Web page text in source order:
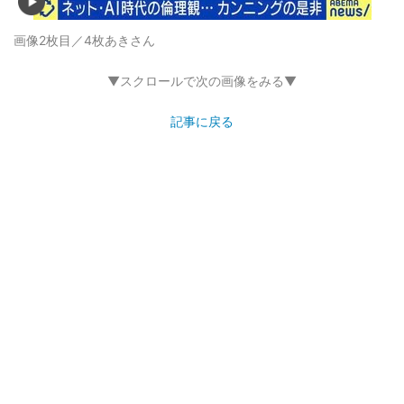
画像2枚目／4枚あきさん
▼スクロールで次の画像をみる▼
記事に戻る